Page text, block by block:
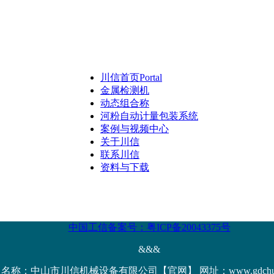
川信首页Portal
金属检测机
动态组合称
河粉自动计量包装系统
案例与视频中心
关于川信
联系川信
资料与下载
中国工信备案号：粤ICP备20043375号
&&&
称：中山市川信机械设备有限公司【官网】 网址：